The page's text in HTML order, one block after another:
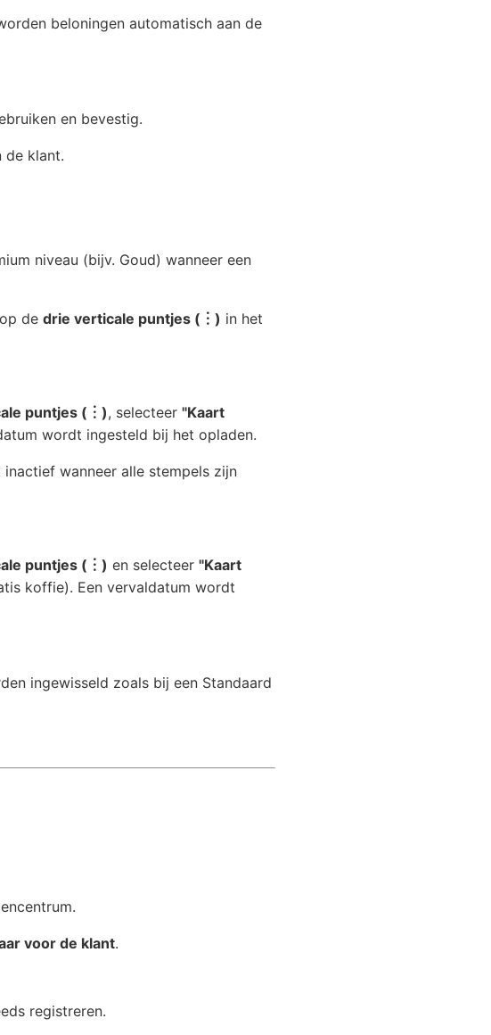
beloningen automatisch aan de
en bevestig.
de klant.
niveau (bijv. Goud) wanneer een
de drie verticale puntjes (︙) in het
puntjes (︙), selecteer "Kaart
wordt ingesteld bij het opladen.
wanneer alle stempels zijn
puntjes (︙) en selecteer "Kaart
koffie). Een vervaldatum wordt
ingewisseld zoals bij een Standaard
voor de klant.
registreren.